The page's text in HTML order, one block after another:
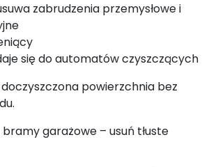
zabrudzenia przemysłowe i
się do automatów czyszczących
doczyszczona powierzchnia bez
garażowe – usuń tłuste